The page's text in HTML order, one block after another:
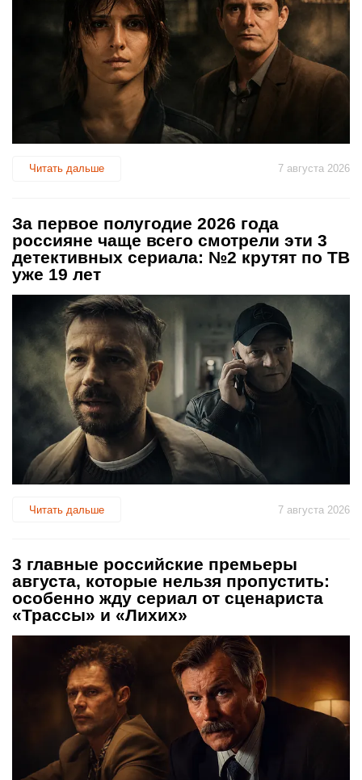
Читать дальше 7 августа 2026
За первое полугодие 2026 года
россияне чаще всего смотрели эти 3
детективных сериала: №2 крутят по ТВ
уже 19 лет
Читать дальше 7 августа 2026
3 главные российские премьеры
августа, которые нельзя пропустить:
особенно жду сериал от сценариста
«Трассы» и «Лихих»